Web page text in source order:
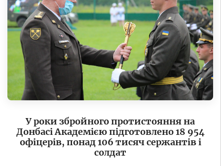
У роки збройного протистояння на
Донбасі Академією підготовлено 18 954
офіцерів, понад 106 тисяч сержантів і
солдат